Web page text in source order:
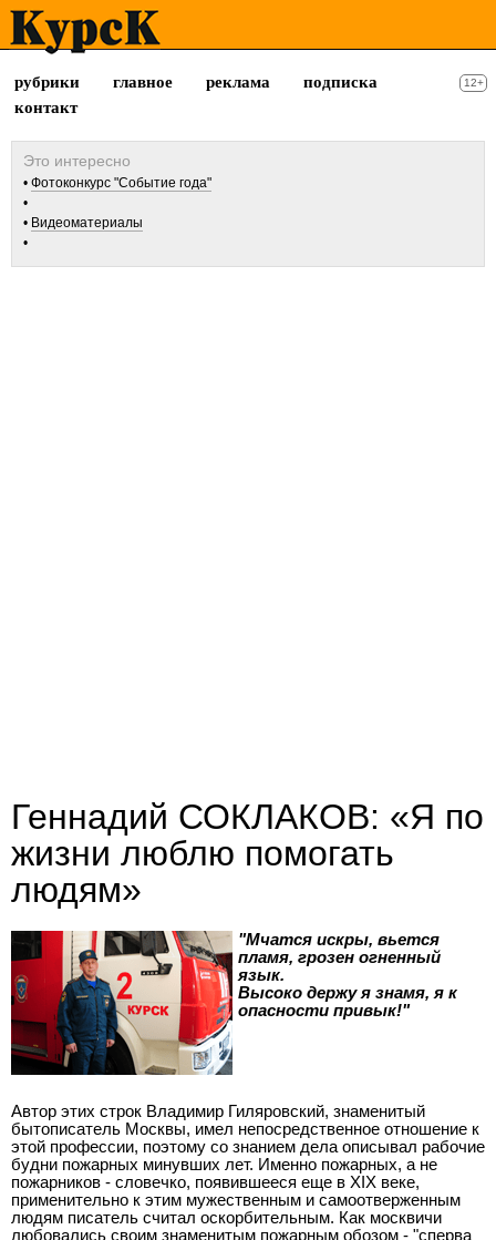
рубрики главное реклама
подписка
контакт
12+
Фотоконкурс "Событие года"
Видеоматериалы
Геннадий СОКЛАКОВ: «Я по
жизни люблю помогать
людям»
"Мчатся искры, вьется
пламя, грозен огненный
язык.
Высоко держу я знамя, я к
опасности привык!"
Автор этих строк Владимир Гиляровский, знаменитый
бытописатель Москвы, имел непосредственное отношение к
этой профессии, поэтому со знанием дела описывал рабочие
будни пожарных минувших лет. Именно пожарных, а не
пожарников - словечко, появившееся еще в XIX веке,
применительно к этим мужественным и самоотверженным
людям писатель считал оскорбительным. Как москвичи
любовались своим знаменитым пожарным обозом - "сперва